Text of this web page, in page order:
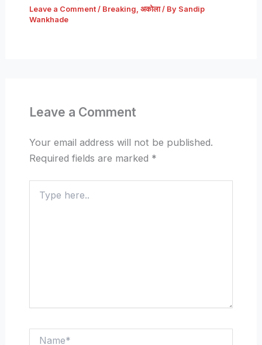
Leave a Comment / Breaking, अकोला/ By Sandip
Wankhade
Leave a Comment
Your email address will not be published.
Required fields are marked *
here..